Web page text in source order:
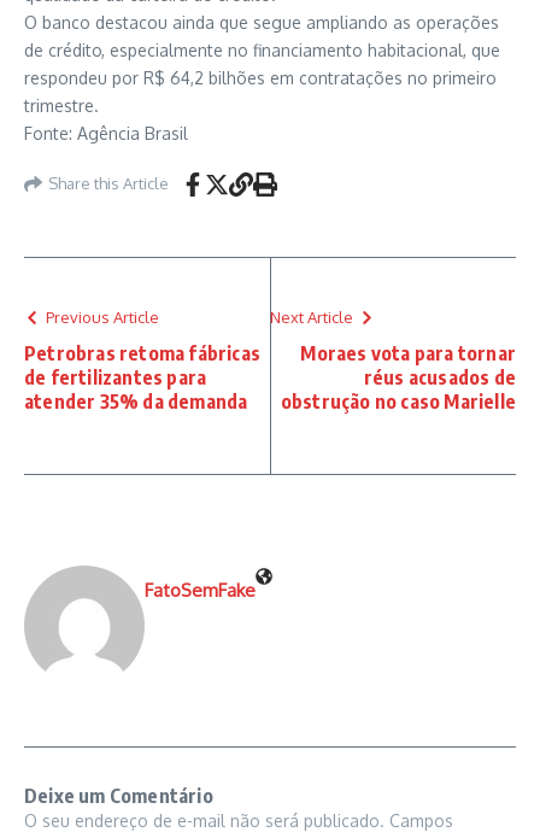
O banco destacou ainda que segue ampliando as operações
de crédito, especialmente no financiamento habitacional, que
respondeu por R$ 64,2 bilhões em contratações no primeiro
trimestre.
Fonte: Agência Brasil
Share this Article
Previous Article
Petrobras retoma fábricas
de fertilizantes para
atender 35% da demanda
Next Article
Moraes vota para tornar
réus acusados de
obstrução no caso Marielle
FatoSemFake
Deixe um Comentário
O seu endereço de e-mail não será publicado. Campos